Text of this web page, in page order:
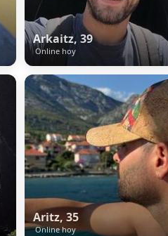
Arkaitz, 39
Online hoy
Aritz, 35
Online hoy